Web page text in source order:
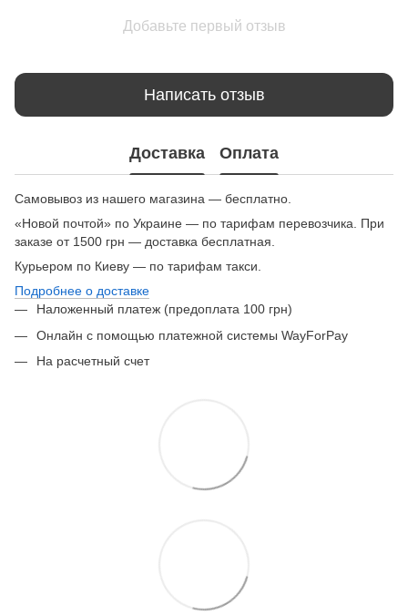
Добавьте первый отзыв
Написать отзыв
Доставка Оплата
Самовывоз из нашего магазина — бесплатно.
«Новой почтой» по Украине — по тарифам перевозчика. При
заказе от 1500 грн — доставка бесплатная.
Курьером по Киеву — по тарифам такси.
Подробнее о доставке
Наложенный платеж (предоплата 100 грн)
Онлайн с помощью платежной системы WayForPay
На расчетный счет